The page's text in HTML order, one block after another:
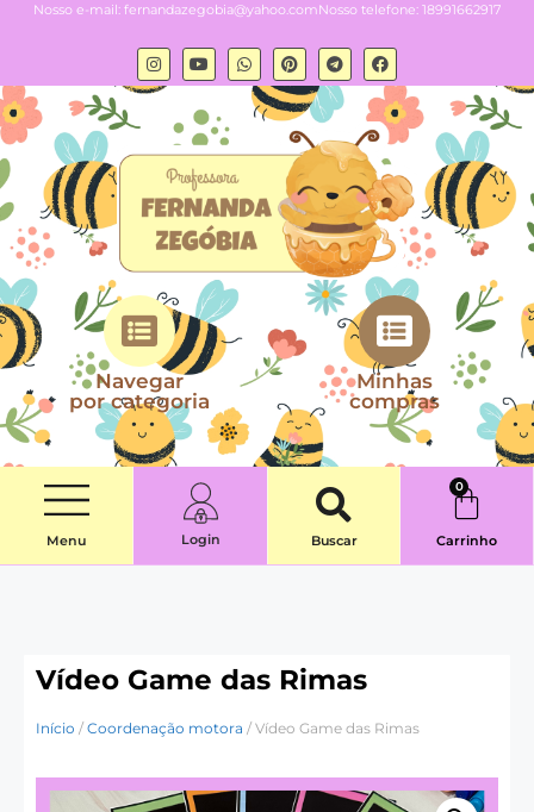
Nosso e-mail: fernandazegobia@yahoo.comNosso telefone: 18991662917
Navegar
por categoria
Minhas
compras
Menu Login Buscar
0
Carrinho
Vídeo Game das Rimas
Início / Coordenação motora / Vídeo Game das Rimas